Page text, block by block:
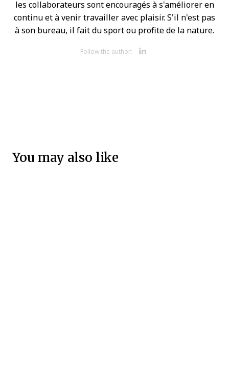
les collaborateurs sont encouragés à s'améliorer en
continu et à venir travailler avec plaisir. S'il n'est pas
à son bureau, il fait du sport ou profite de la nature.
Follow the author:
You may also like